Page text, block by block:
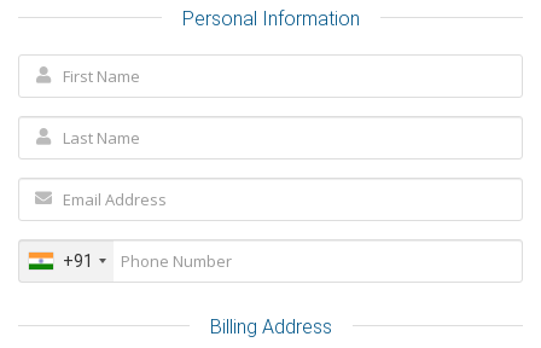
Personal Information
+91
Billing Address